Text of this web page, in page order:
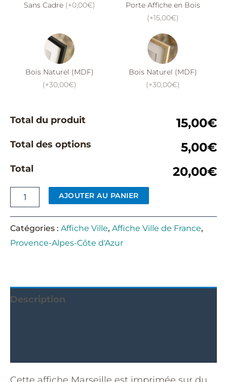
Sans Cadre (+0,00€)
Porte Affiche en Bois
(+15,00€)
Bois Naturel (MDF)
(+30,00€)
Bois Naturel (MDF)
(+30,00€)
Total du produit 15,00€
Total des options 5,00€
Total 20,00€
AJOUTER AU PANIER
Catégories : Affiche Ville, Affiche Ville de France,
Provence-Alpes-Côte d'Azur
Description